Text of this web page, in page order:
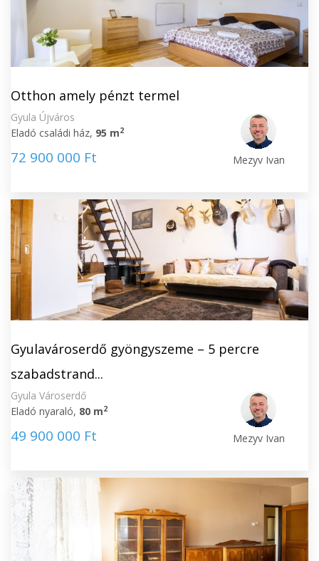
Otthon amely pénzt termel
Gyula Újváros
Eladó családi ház, 95 m2
72 900 000 Ft Mezyv Ivan
Gyulavároserdő gyöngyszeme – 5 percre
szabadstrand...
Gyula Városerdő
Eladó nyaraló, 80 m2
49 900 000 Ft Mezyv Ivan